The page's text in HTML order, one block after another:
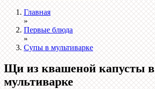
Главная
»
Первые блюда
»
Супы в мультиварке
Щи из квашеной капусты в
мультиварке